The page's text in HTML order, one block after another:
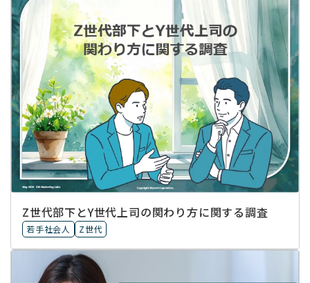
Z世代部下とY世代上司の関わり方に関する調査
若手社会人 Z世代